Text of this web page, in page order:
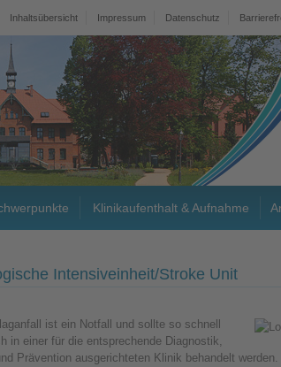
Inhaltsübersicht Impressum Datenschutz
Klinikaufenthalt & Aufnahme
Intensiveinheit/Stroke Unit
ist ein Notfall und sollte so schnell
in einer für die entsprechende Diagnostik,
Prävention ausgerichteten Klinik behandelt